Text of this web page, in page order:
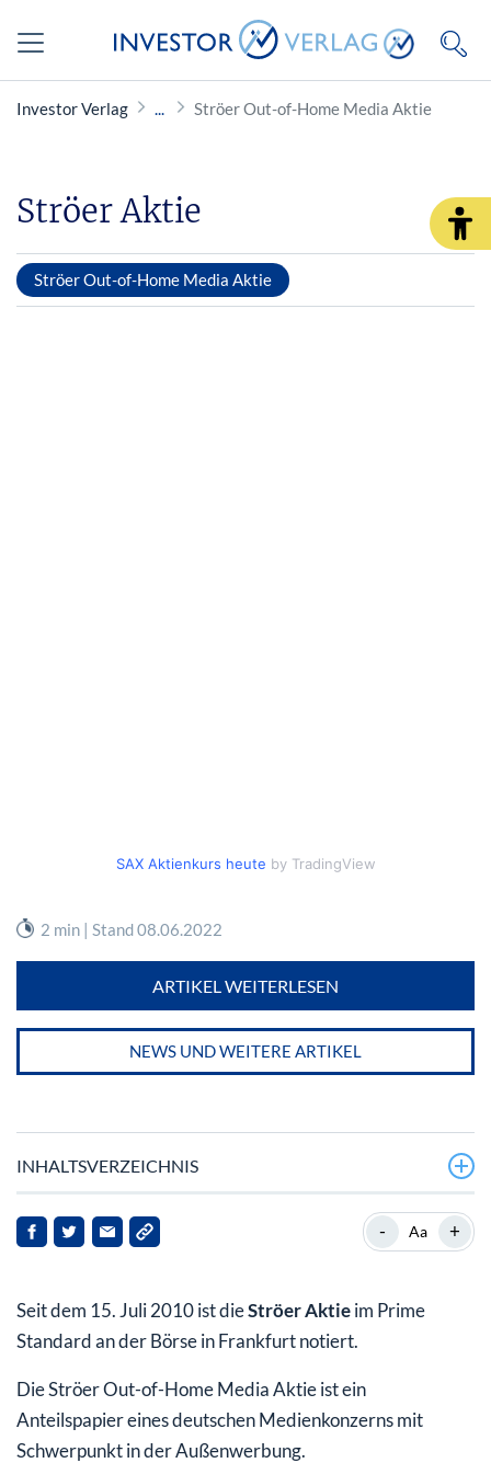
Investor Verlag Ströer Out-of-Home Media Aktie
Ströer Aktie
Ströer Out-of-Home Media Aktie
SAX Aktienkurs heute by TradingView
2 min | Stand 08.06.2022
ARTIKEL WEITERLESEN
NEWS UND WEITERE ARTIKEL
INHALTSVERZEICHNIS
Ströer: Führend in Europa in der Außenwerbung
Die Ströer Media AG in Zahlen
Aktuelle Unternehmenskennzahlen der Ströer AG
(Stand 2018)
Ströer Aktie: Dividendenzahlungen
- Aa +
Seit dem 15. Juli 2010 ist dieStröer Aktieim Prime
Standard an der Börse in Frankfurt notiert.
Die Ströer Out-of-Home Media Aktie ist ein
Anteilspapier eines deutschen Medienkonzerns mit
Schwerpunkt in der Außenwerbung.